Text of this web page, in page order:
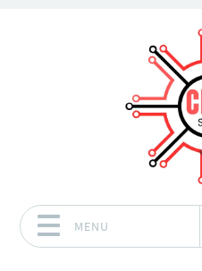
MENU